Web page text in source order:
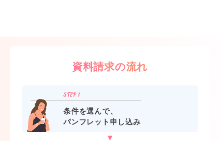
資料請求の流れ
条件を選んで、
パンフレット申し込み